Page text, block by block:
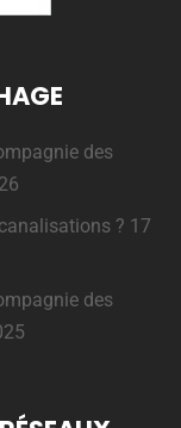
des
? 17
des